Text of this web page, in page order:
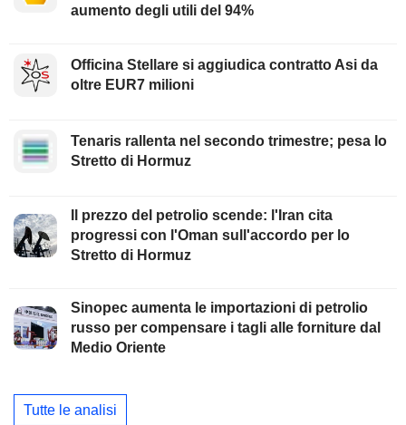
aumento degli utili del 94%
Officina Stellare si aggiudica contratto Asi da
oltre EUR7 milioni
Tenaris rallenta nel secondo trimestre; pesa lo
Stretto di Hormuz
Il prezzo del petrolio scende: l'Iran cita
progressi con l'Oman sull'accordo per lo
Stretto di Hormuz
Sinopec aumenta le importazioni di petrolio
russo per compensare i tagli alle forniture dal
Medio Oriente
Tutte le analisi